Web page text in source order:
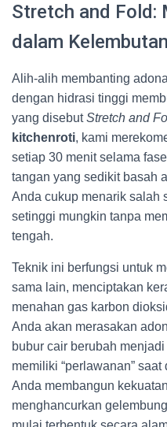
Stretch and Fold:
dalam Kelembutan
Alih-alih membanting
dengan hidrasi tinggi
yang disebutStretch and
kitchenroti, kami
setiap 30 menit selama
tangan yang sedikit basah
Anda cukup menarik salah
setinggi mungkin tanpa
tengah.
Teknik ini berfungsi untuk
sama lain, menciptakan
menahan gas karbon
Anda akan merasakan
bubur cair berubah
memiliki “perlawanan”
Anda membangun
menghancurkan